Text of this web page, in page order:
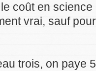
coût en
vrai, sauf
trois, on paye